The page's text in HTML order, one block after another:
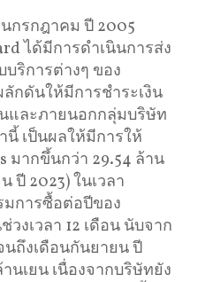
กรกฎาคม ปี 2005
ได้มีการดำเนินการส่ง
บริการต่างๆ ของ
กดันให้มีการชำระเงิน
และภายนอกกลุ่มบริษัท
นี้ เป็นผลให้มีการให้
มากขึ้นกว่า 29.54 ล้าน
ปี 2023) ในเวลา
มการซื้อต่อปีของ
วงเวลา 12 เดือน นับจาก
ถึงเดือนกันยายน ปี
นเยน เนื่องจากบริษัทยัง